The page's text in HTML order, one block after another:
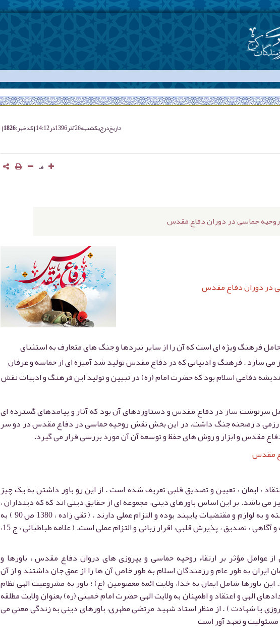
-
تاریخ درجیکشنبه 26 آذر 1396 در 14:12 کد خبر : 1826
ف
حماسی در دوران دفاع مقدس
در دوران دفاع مقدس
فرهنگ ویژه ای است که آن را از سایر نبردها و جنگ های متعارف به استثنای
می سازد . فرهنگ و ادبیاتی که در دفاع مقدس تولید شد آمیزه ای از حماسه و عرفان
دفاعی اسلام بود که حضرت امام (ره) در تبیین و تولید این فرهنگ و ادبیات نقش
سرنوشت ساز در دفاع مقدس و دستاوردهای آن بود که آثار و پیامدهای گسترده ای
رزمی د رصحنه جنگ داشت. در این بخش نقش روحیه حماسی در دفاع مقدس در دو سر
مقدس و ابزار و روش های حفظ و توسعه آن آن مورد بررسی قرار می گیرد.
مقدس
، ایمان ، تعیین و تصدیق قلبی تعریف شده است . از این رو باور داشتن به یک چیز
می باشد. بر این اساس باورهای دینی، مجموعه ای از حقایق دینی اند که که دینداران ،
آگاهانه آن ها را از ژرفای جان پذیرفته و به لوازم و مقتضیات پایبند بوده و التزام عملی دارند . ( تقی زاده ، 1380 ص 90 ) به
عبارت دیگر ، باور آمیزه ای از معرفت و آگاهی ، تصدیق ، پذیرش قلبی، اقرار زبانی و التزام عملی است. ( علامه طباطبائی ، ج 15،
از عوامل مؤثر بر ارتقاء روحیه حماسی و پیروزی های دروان دفاع مقدس ، باورها و
ایران به طور عام و رزمندگان اسلام به طور خاص آن ها را از عمق جان داشتند و از آن
باورها شامل ایمان به خدا، ولایت ائمه معصومین (ع) ؛ باور به مشروعیت الهی نظام
الهی و اعتقاد و اطمینان به ولایت الهی حضرت امام خمینی (ره) بعنوان ولایت مطلقه
یا شهادت ) . از منظر استاد شهید مرتضی مطهری، باورهای دینی به زندگی معنی می
و تعهد آور است